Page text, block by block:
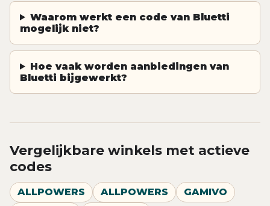
Waarom werkt een code van Bluetti
mogelijk niet?
Hoe vaak worden aanbiedingen van
Bluetti bijgewerkt?
Vergelijkbare winkels met actieve
codes
ALLPOWERS ALLPOWERS
GAMIVO